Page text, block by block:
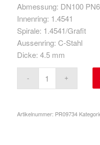
Abmessung: DN100
Innenring: 1.4541
Spirale: 1.4541/Grafit
Aussenring: C-Stahl
Dicke: 4.5 mm
Artikelnummer: PR09734